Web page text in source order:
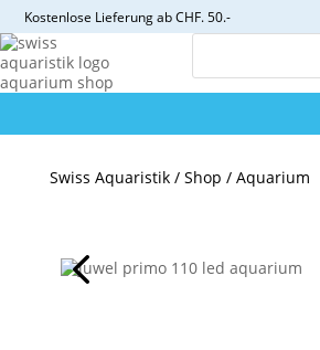
Kostenlose Lieferung ab CHF. 50.-
Swiss Aquaristik/ Shop / Aquarium